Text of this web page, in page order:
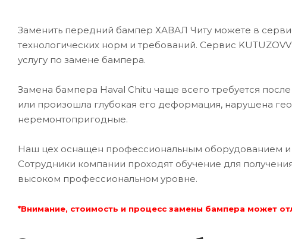
Заменить передний бампер ХАВАЛ Читу можете в
технологических норм и требований. Сервис
услугу по замене бампера.
Замена бампера Haval Chitu чаще всего требуется
или произошла глубокая его деформация, нарушена
неремонтопригодные.
Наш цех оснащен профессиональным оборудованием и
Сотрудники компании проходят обучение для
высоком профессиональном уровне.
*Внимание, стоимость и процесс замены бампера может